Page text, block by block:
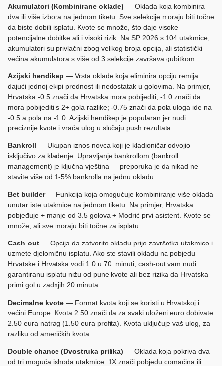
Akumulatori (Kombinirane oklade) — Oklada koja kombinira
dva ili više izbora na jednom tiketu. Sve selekcije moraju biti točne
da biste dobili isplatu. Kvote se množe, što daje visoke
potencijalne dobitke ali i visoki rizik. Na SP 2026 s 104 utakmice,
akumulatori su privlačni zbog velikog broja opcija, ali statistički —
većina akumulatora s više od 3 selekcije završava gubitkom.
Azijski hendikep — Vrsta oklade koja eliminira opciju remija
dajući jednoj ekipi prednost ili nedostatak u golovima. Na primjer,
Hrvatska -0.5 znači da Hrvatska mora pobijediti; -1.0 znači da
mora pobijediti s 2+ gola razlike; -0.75 znači da pola uloga ide na
-0.5 a pola na -1.0. Azijski hendikep je popularan jer nudi
preciznije kvote i vraća ulog u slučaju push rezultata.
Bankroll — Ukupan iznos novca koji je kladioničar odvojio
isključivo za klađenje. Upravljanje bankrollom (bankroll
management) je ključna vještina — preporuka je da nikad ne
stavite više od 1-5% bankrolla na jednu okladu.
Bet builder— Funkcija koja omogućuje kombiniranje više oklada
unutar iste utakmice na jednom tiketu. Na primjer, Hrvatska
pobjeđuje + manje od 3.5 golova + Modrić prvi asistent. Kvote se
množe, ali sve moraju biti točne za isplatu.
Cash-out — Opcija da zatvorite okladu prije završetka utakmice i
uzmete djelomičnu isplatu. Ako ste stavili okladu na pobjedu
Hrvatske i Hrvatska vodi 1:0 u 70. minuti, cash-out vam nudi
garantiranu isplatu nižu od pune kvote ali bez rizika da Hrvatska
primi gol u zadnjih 20 minuta.
Decimalne kvote — Format kvota koji se koristi u Hrvatskoj i
većini Europe. Kvota 2.50 znači da za svaki uloženi euro dobivate
2.50 eura natrag (1.50 eura profita). Kvota uključuje vaš ulog, za
razliku od američkih kvota.
Double chance (Dvostruka prilika) — Oklada koja pokriva dva
od tri moguća ishoda utakmice. 1X znači pobjedu domaćina ili